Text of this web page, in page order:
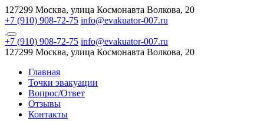
127299 Москва, улица Космонавта Волкова, 20
+7 (910) 908-72-75 info@evakuator-007.ru
+7 (910) 908-72-75 info@evakuator-007.ru
127299 Москва, улица Космонавта Волкова, 20
Главная
Точки эвакуации
Вопрос/Ответ
Отзывы
Контакты